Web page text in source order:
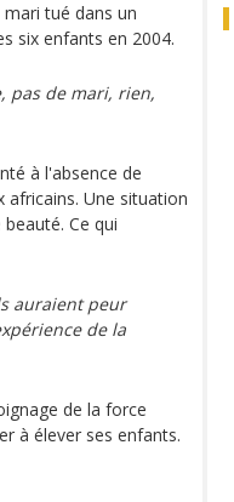
tué dans un
six enfants en 2004.
pas de mari, rien,
à l'absence de
africains. Une situation
Ce qui
auraient peur
de la
de la force
à élever ses enfants.